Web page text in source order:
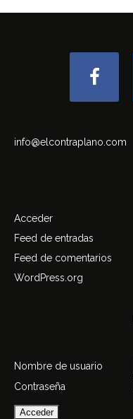
info@elcontraplano.com
Acceder
Feed de entradas
Feed de comentarios
WordPress.org
Nombre de usuario
Contraseña